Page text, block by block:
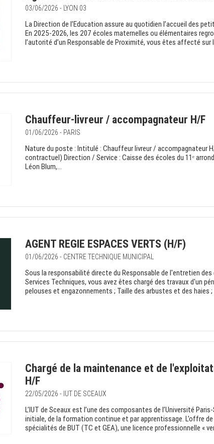
03/06/2026 - LYON 03
La Direction de l’Education assure au quotidien l’accueil des
En 2025-2026, les 207 écoles maternelles ou élémentaires
l’autorité d’un Responsable de Proximité, vous êtes affecté
Chauffeur-livreur / accompagnateur H/F
01/06/2026 - PARIS
Nature du poste : Intitulé : Chauffeur livreur / accompagnateur
contractuel) Direction / Service : Caisse des écoles du 11ᵉ
Léon Blum,...
AGENT REGIE ESPACES VERTS (H/F)
01/06/2026 - CENTRE TECHNIQUE MUNICIPAL
Sous la responsabilité directe du Responsable de l'entretien
Services Techniques, vous avez êtes chargé des travaux d'un
pelouses et engazonnements ; Taille des arbustes et des haies ;
Chargé de la maintenance et de
H/F
22/05/2026 - IUT DE SCEAUX
L’IUT de Sceaux est l’une des composantes de l’Université
initiale, de la formation continue et par apprentissage. L’offre
spécialités de BUT (TC et GEA), une licence professionnelle «